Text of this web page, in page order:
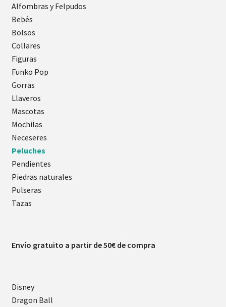
Alfombras y Felpudos
Bebés
Bolsos
Collares
Figuras
Funko Pop
Gorras
Llaveros
Mascotas
Mochilas
Neceseres
Peluches
Pendientes
Piedras naturales
Pulseras
Tazas
Envío gratuito a partir de 50€ de compra
Disney
Dragon Ball